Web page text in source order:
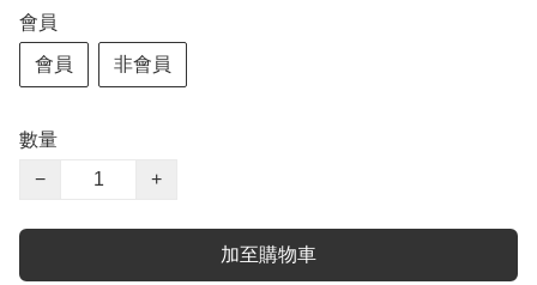
會員
會員 非會員
數量
−
+
加至購物車